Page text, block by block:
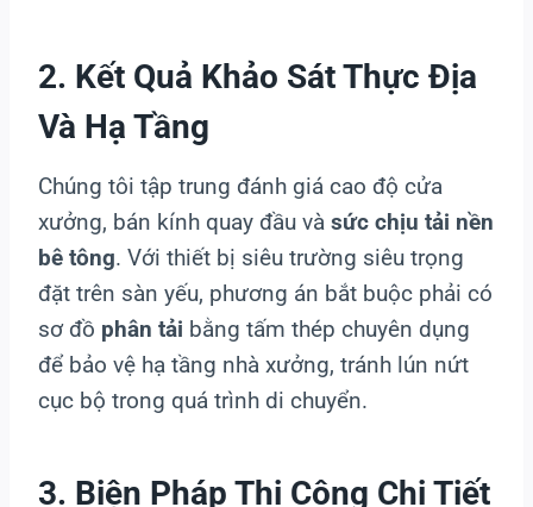
2. Kết Quả Khảo Sát Thực Địa
Và Hạ Tầng
Chúng tôi tập trung đánh giá cao độ cửa
xưởng, bán kính quay đầu và sức chịu tải nền
bê tông. Với thiết bị siêu trường siêu trọng
đặt trên sàn yếu, phương án bắt buộc phải có
sơ đồ phân tải bằng tấm thép chuyên dụng
để bảo vệ hạ tầng nhà xưởng, tránh lún nứt
cục bộ trong quá trình di chuyển.
3. Biện Pháp Thi Công Chi Tiết